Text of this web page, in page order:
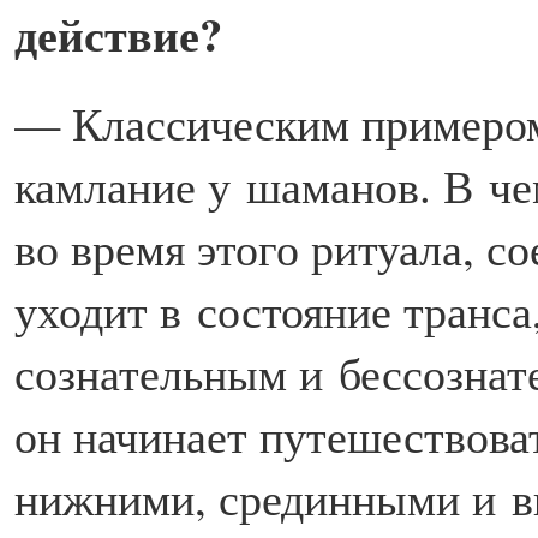
действие?
— Классическим
камлание у шаманов. В
во время этого ритуала,
уходит в состояние
сознательным и
он начинает
нижними, срединными и